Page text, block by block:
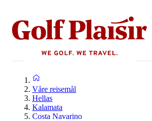
Våre reisemål
Hellas
Kalamata
Costa Navarino